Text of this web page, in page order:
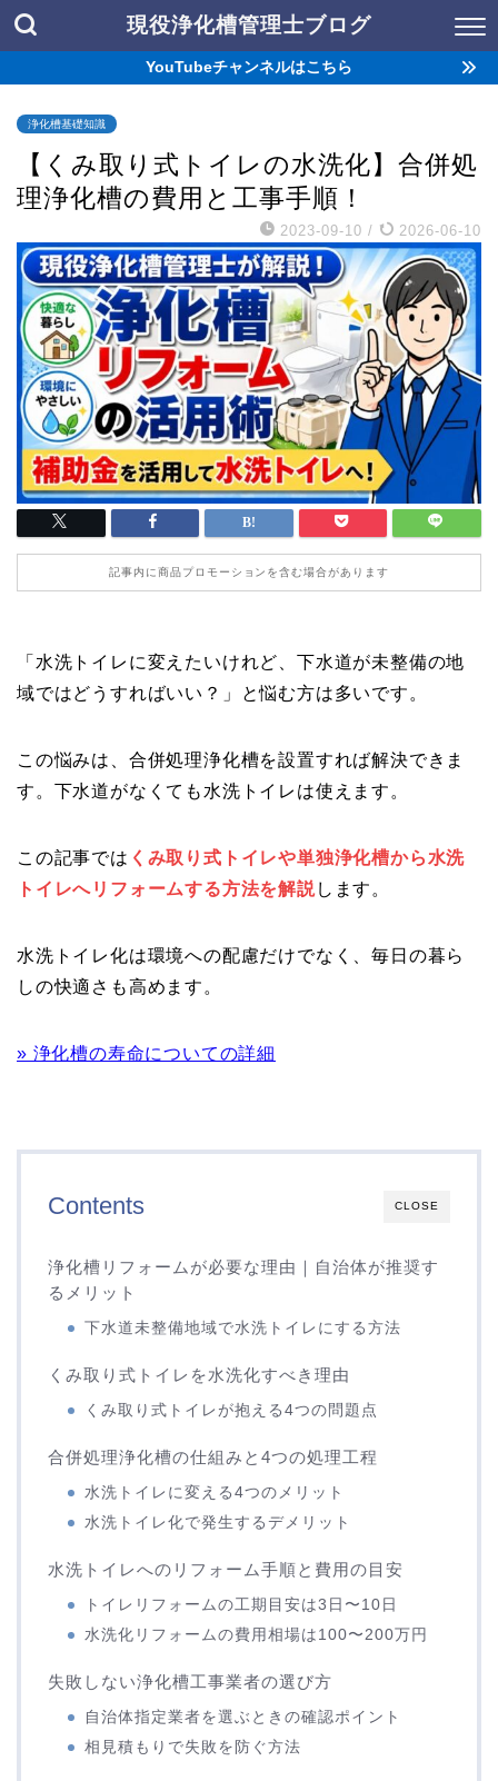
現役浄化槽管理士ブログ
YouTubeチャンネルはこちら
浄化槽基礎知識
【くみ取り式トイレの水洗化】合併処
理浄化槽の費用と工事手順！
2023-09-10 / 2026-06-10
記事内に商品プロモーションを含む場合があります
「水洗トイレに変えたいけれど、下水道が未整備の地
域ではどうすればいい？」と悩む方は多いです。
この悩みは、合併処理浄化槽を設置すれば解決できま
す。下水道がなくても水洗トイレは使えます。
この記事では くみ取り式トイレや単独浄化槽から水洗
トイレへリフォームする方法を解説します。
水洗トイレ化は環境への配慮だけでなく、毎日の暮ら
しの快適さも高めます。
» 浄化槽の寿命についての詳細
CLOSE
Contents
浄化槽リフォームが必要な理由｜自治体が推奨す
るメリット
下水道未整備地域で水洗トイレにする方法
くみ取り式トイレを水洗化すべき理由
くみ取り式トイレが抱える4つの問題点
合併処理浄化槽の仕組みと4つの処理工程
水洗トイレに変える4つのメリット
水洗トイレ化で発生するデメリット
水洗トイレへのリフォーム手順と費用の目安
トイレリフォームの工期目安は3日〜10日
水洗化リフォームの費用相場は100〜200万円
失敗しない浄化槽工事業者の選び方
自治体指定業者を選ぶときの確認ポイント
相見積もりで失敗を防ぐ方法